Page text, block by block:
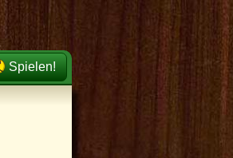
Spielen!